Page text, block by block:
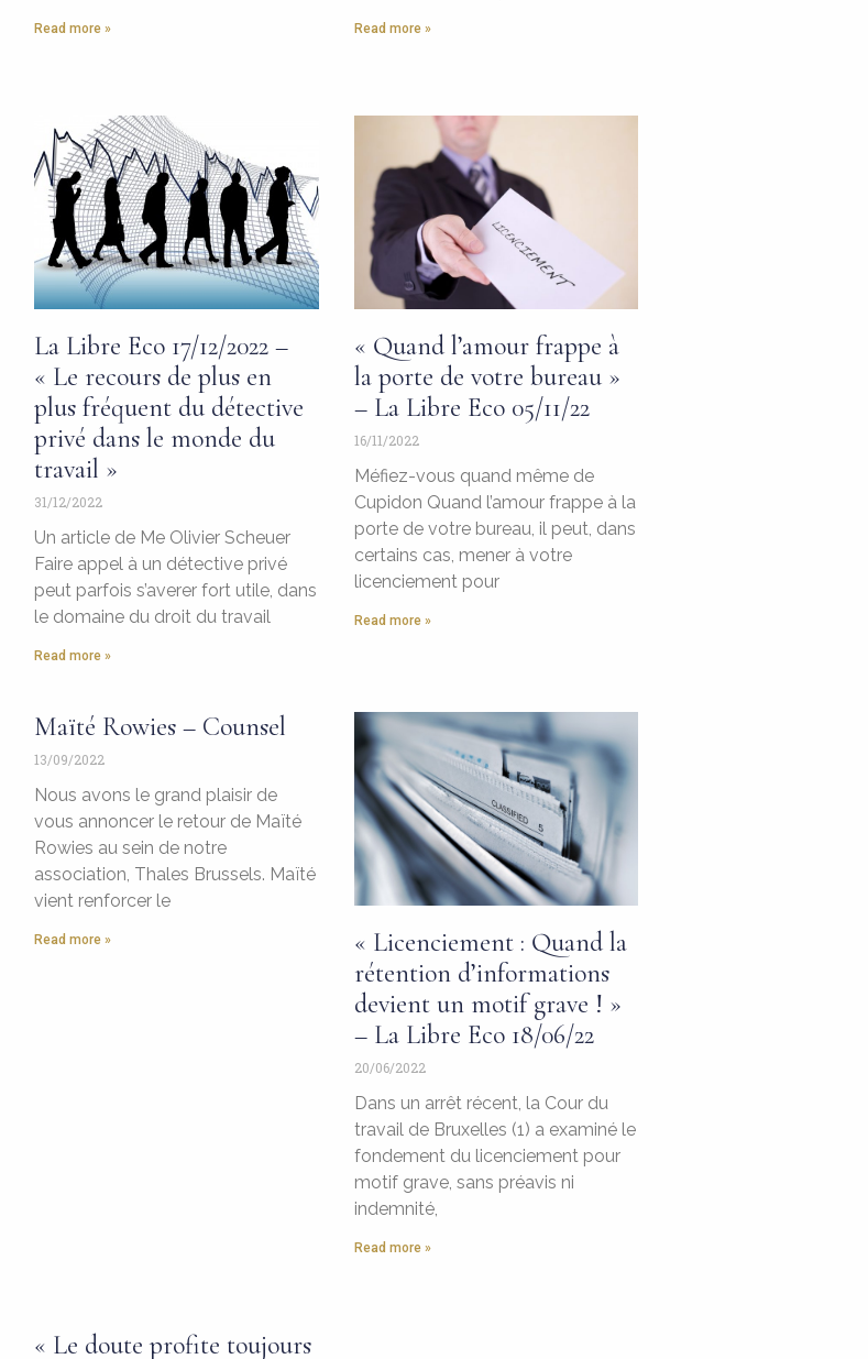
Read more » Read more »
La Libre Eco 17/12/2022 –
« Le recours de plus en
plus fréquent du détective
privé dans le monde du
travail »
31/12/2022
Un article de Me Olivier Scheuer
Faire appel à un détective privé
peut parfois s’averer fort utile, dans
le domaine du droit du travail
Read more »
« Quand l’amour frappe à
la porte de votre bureau »
– La Libre Eco 05/11/22
16/11/2022
Méfiez-vous quand même de
Cupidon Quand l’amour frappe à la
porte de votre bureau, il peut, dans
certains cas, mener à votre
licenciement pour
Read more »
Maïté Rowies – Counsel
13/09/2022
Nous avons le grand plaisir de
vous annoncer le retour de Maïté
Rowies au sein de notre
association, Thales Brussels. Maïté
vient renforcer le
Read more »
« Licenciement : Quand la
rétention d’informations
devient un motif grave ! »
– La Libre Eco 18/06/22
20/06/2022
Dans un arrêt récent, la Cour du
travail de Bruxelles (1) a examiné le
fondement du licenciement pour
motif grave, sans préavis ni
indemnité,
Read more »
« Le doute profite toujours